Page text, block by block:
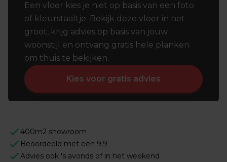
Een vloer kies je niet op basis van een foto
of kleurstaaltje. Bekijk deze vloer in het
groot, krijg advies op basis van jouw
woonstijl en ontvang gratis hele planken
om thuis te bekijken.
Kies voor gratis advies
400m2 showroom
Beoordeeld met een 9,9
Advies ook 's avonds of in het weekend